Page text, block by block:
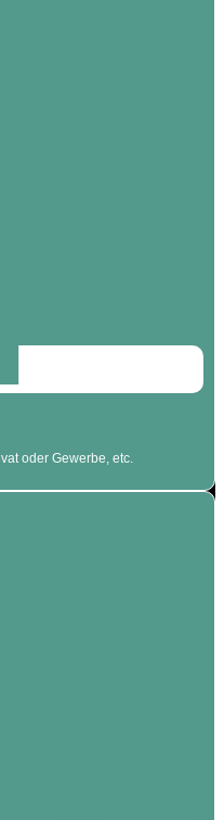
oder Gewerbe, etc.